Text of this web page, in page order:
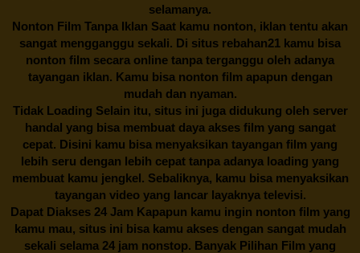
selamanya.
Nonton Film Tanpa Iklan Saat kamu nonton, iklan tentu akan
sangat mengganggu sekali. Di situs rebahan21 kamu bisa
nonton film secara online tanpa terganggu oleh adanya
tayangan iklan. Kamu bisa nonton film apapun dengan
mudah dan nyaman.
Tidak Loading Selain itu, situs ini juga didukung oleh server
handal yang bisa membuat daya akses film yang sangat
cepat. Disini kamu bisa menyaksikan tayangan film yang
lebih seru dengan lebih cepat tanpa adanya loading yang
membuat kamu jengkel. Sebaliknya, kamu bisa menyaksikan
tayangan video yang lancar layaknya televisi.
Dapat Diakses 24 Jam Kapapun kamu ingin nonton film yang
kamu mau, situs ini bisa kamu akses dengan sangat mudah
sekali selama 24 jam nonstop. Banyak Pilihan Film yang